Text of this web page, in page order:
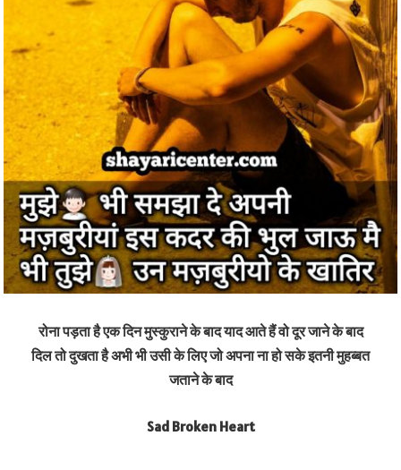
रोना पड़ता है एक दिन मुस्कुराने के बादयाद आते हैं वो दूर जाने के बाद
दिल तो दुखता है अभी भी उसी के लिएजो अपना ना हो सके इतनी मुहब्बत
जताने के बाद
Sad Broken Heart